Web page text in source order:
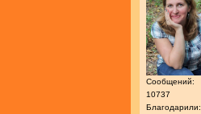
Сообщений:
10737
Благодарили: